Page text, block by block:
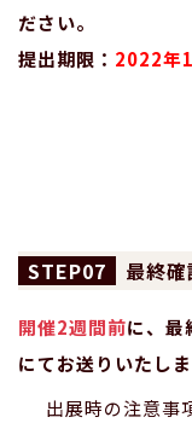
ださい。
提出期限： 2022年
07 最終
開催2週間前に、最
にてお送りいたしま
出展時の注意事